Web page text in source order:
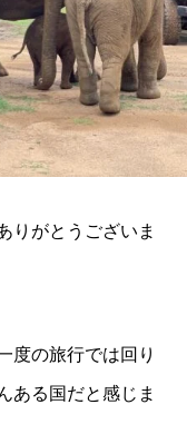
りがとうございま
度の旅行では回り
ある国だと感じま